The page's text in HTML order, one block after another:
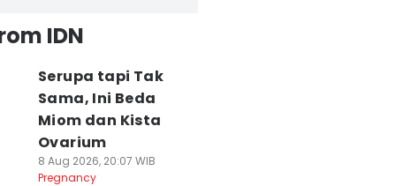
IDN
Serupa tapi Tak
Sama, Ini Beda
Miom dan Kista
Ovarium
8 Aug 2026, 20:07 WIB
Pregnancy